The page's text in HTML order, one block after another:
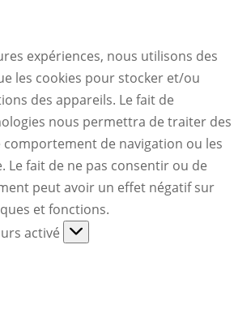
expériences, nous utilisons des
les cookies pour stocker et/ou
des appareils. Le fait de
nous permettra de traiter des
comportement de navigation ou les
Le fait de ne pas consentir ou de
peut avoir un effet négatif sur
et fonctions.
activé